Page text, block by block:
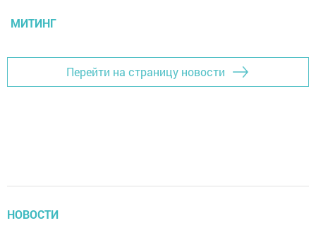
МИТИНГ
Перейти на страницу новости
НОВОСТИ